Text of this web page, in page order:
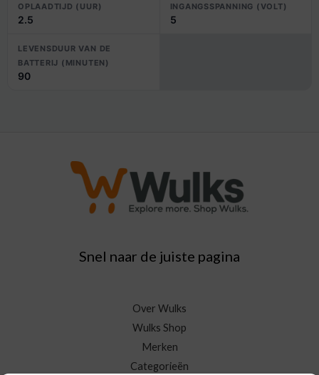
OPLAADTIJD (UUR)
2.5
INGANGSSPANNING (VOLT)
5
LEVENSDUUR VAN DE
BATTERIJ (MINUTEN)
90
Snel naar de juiste pagina
Over Wulks
Wulks Shop
Merken
Categorieën